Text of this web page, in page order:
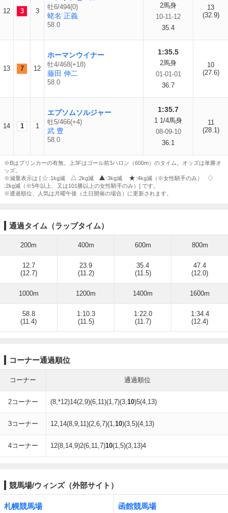
12 3 3
牡6/494(0)
蛯名 正義
58.0
2馬身
10-11-12
35.4
13
(32.9)
13 7 12
ホーマンウイナー
牡4/468(+18)
藤田 伸二
58.0
1:35.5
2馬身
01-01-01
36.7
10
(27.6)
14 1 1
エプソムソルジャー
牡5/466(+4)
武 豊
58.0
1:35.7
1 1/4馬身
08-09-10
36.1
11
(28.1)
※Bはブリンカーの有無。上3Fはゴール前3ハロン（600m）のタイム。オッズは単勝オ
ッズ。
※減量表示は [
:1kg減 :2kg減 :3kg減
:4kg減（※女性騎手のみ）
:2kg減（※5年以上、又は101勝以上の女性騎手のみ）] です。
※通過順位、人気は月曜午後（土日開催の場合）に更新されます。
通過タイム（ラップタイム）
200m 400m 600m 800m
12.7
(12.7)
23.9
(11.2)
35.4
(11.5)
47.4
(12.0)
1000m 1200m 1400m 1600m
58.8
(11.4)
1:10.3
(11.5)
1:22.0
(11.7)
1:34.4
(12.4)
コーナー通過順位
コーナー 通過順位
2コーナー (8,*12)14(2,9)(6,11)(1,7)(3,10)5(4,13)
3コーナー 12,14(8,9,11)(2,6,7)(1,10)(3,5)(4,13)
4コーナー 12(8,14,9)2(6,11,7)10(1,5)(3,13)4
競馬場/ウィンズ（外部サイト）
札幌競馬場 函館競馬場